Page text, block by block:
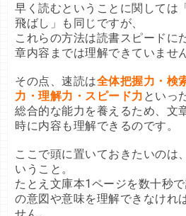
早く読むということに関しては
飛ばし」も同じですが、
これらの方法は読書スピードに
章内容までは理解できていません
その点、速読は全体把握力・検
力・理解力・スピード力 といっ
総合的な能力を養えるため、文
時に内容も理解できるのです。
ここで頭に置いておきたいのは
いうこと。
たとえ文庫本1ページを数十秒
の意図や意味を理解できなけれ
せん。